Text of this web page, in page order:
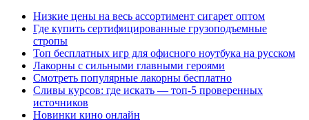
Низкие цены на весь ассортимент сигарет оптом
Где купить сертифицированные грузоподъемные
стропы
Топ бесплатных игр для офисного ноутбука на русском
Лакорны с сильными главными героями
Смотреть популярные лакорны бесплатно
Сливы курсов: где искать — топ-5 проверенных
источников
Новинки кино онлайн